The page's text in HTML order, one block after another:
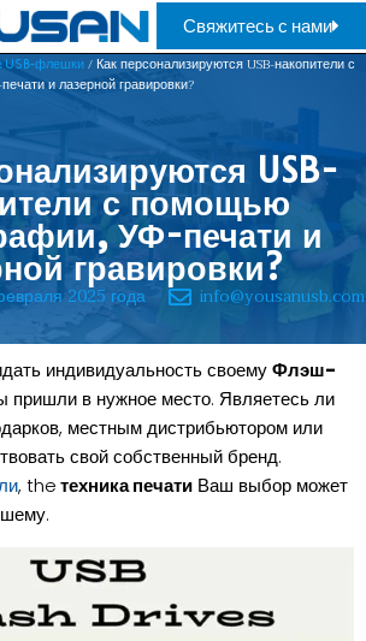
Свяжитесь с нами
USB-флешки / Как персонализируются USB-накопители с
и лазерной гравировки?
USB-
с помощью
УФ-печати и
гравировки?
2025 года info@yousanusb.com
индивидуальность своемуФлэш-
пришли в нужное место. Являетесь ли
местным дистрибьютором или
свой собственный бренд.
, theтехника печати Ваш выбор может